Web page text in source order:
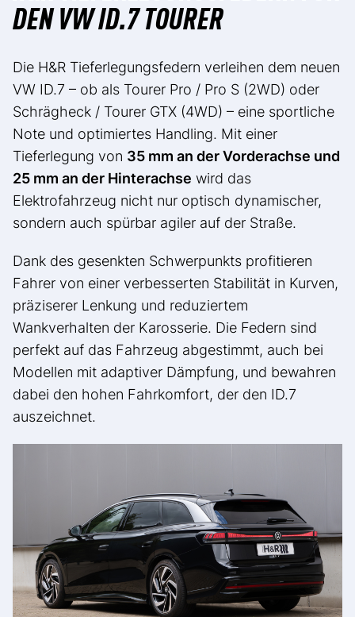
DEN VW ID.7 TOURER
Die H&R Tieferlegungsfedern verleihen dem neuen
VW ID.7 – ob als Tourer Pro / Pro S (2WD) oder
Schrägheck / Tourer GTX (4WD) – eine sportliche
Note und optimiertes Handling. Mit einer
Tieferlegung von 35 mm an der Vorderachse und
25 mm an der Hinterachse wird das
Elektrofahrzeug nicht nur optisch dynamischer,
sondern auch spürbar agiler auf der Straße.
Dank des gesenkten Schwerpunkts profitieren
Fahrer von einer verbesserten Stabilität in Kurven,
präziserer Lenkung und reduziertem
Wankverhalten der Karosserie. Die Federn sind
perfekt auf das Fahrzeug abgestimmt, auch bei
Modellen mit adaptiver Dämpfung, und bewahren
dabei den hohen Fahrkomfort, der den ID.7
auszeichnet.